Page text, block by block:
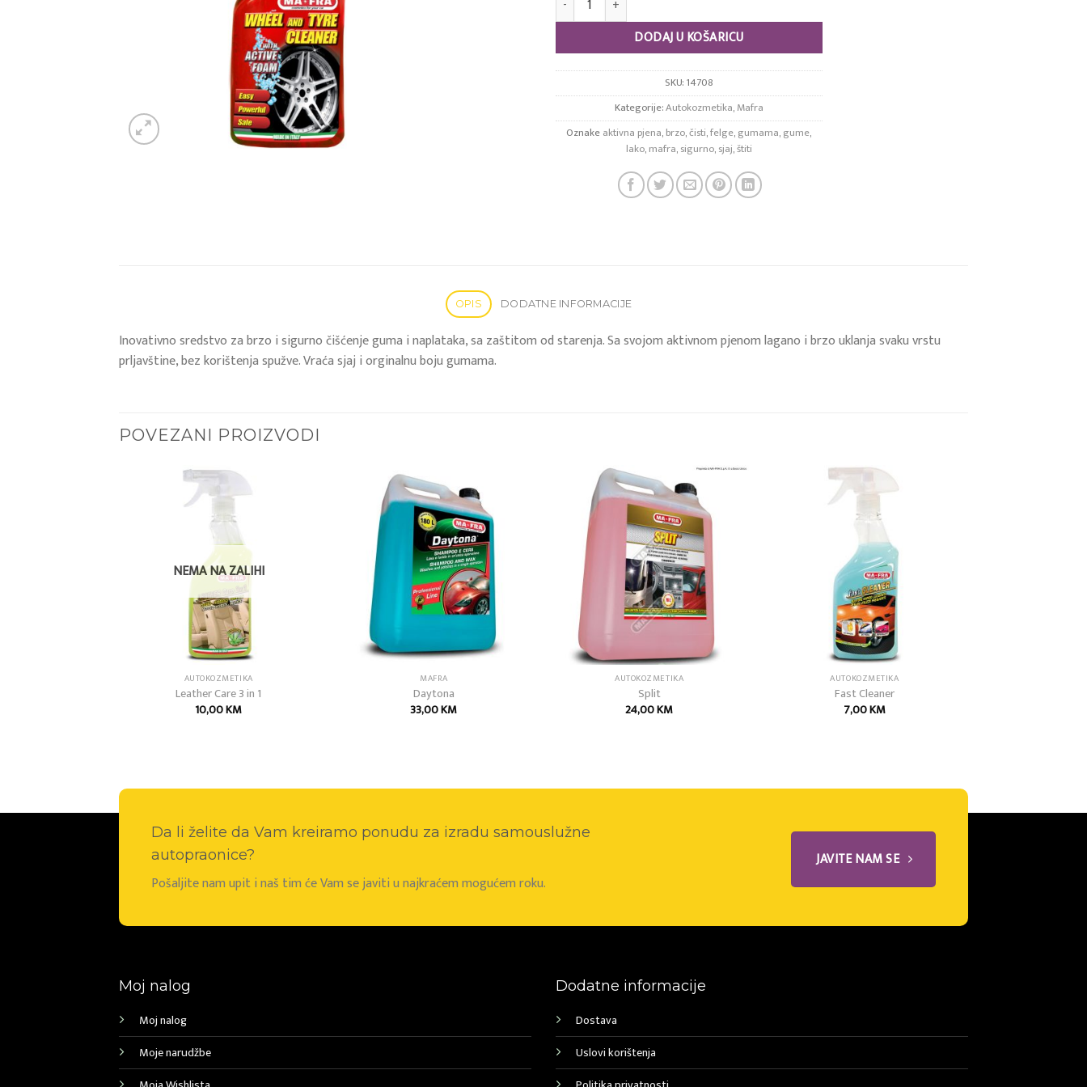
DODAJ U KOŠARICU
SKU:14708
Kategorije:Autokozmetika,Mafra
Oznakeaktivna pjena,brzo,čisti,felge,gumama,gume,
lako,mafra,sigurno,sjaj,štiti
OPIS DODATNE INFORMACIJE
Inovativno sredstvo za brzo i sigurno čišćenje guma i naplataka, sa zaštitom od starenja. Sa svojom aktivnom pjenom lagano i brzo uklanja svaku vrstu
prljavštine, bez korištenja spužve. Vraća sjaj i orginalnu boju gumama.
POVEZANI PROIZVODI
NEMA NA ZALIHI
AUTOKOZMETIKA
Leather Care 3 in 1
10,00KM
wishlist
MAFRA
Daytona
33,00KM
Add to
wishlist
AUTOKOZMETIKA
Split
24,00KM
AUTOKOZMETIKA
Fast Cleaner
7,00KM
Da li želite da Vam kreiramo ponudu za izradu samouslužne
autopraonice?
Pošaljite nam upit i naš tim će Vam se javiti u najkraćem mogućem roku.
JAVITE NAM SE
Moj nalog
Moj nalog
Moje narudžbe
Dodatne informacije
Dostava
Uslovi korištenja